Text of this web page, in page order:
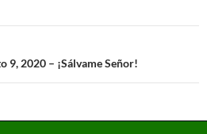
9, 2020 – ¡Sálvame Señor!